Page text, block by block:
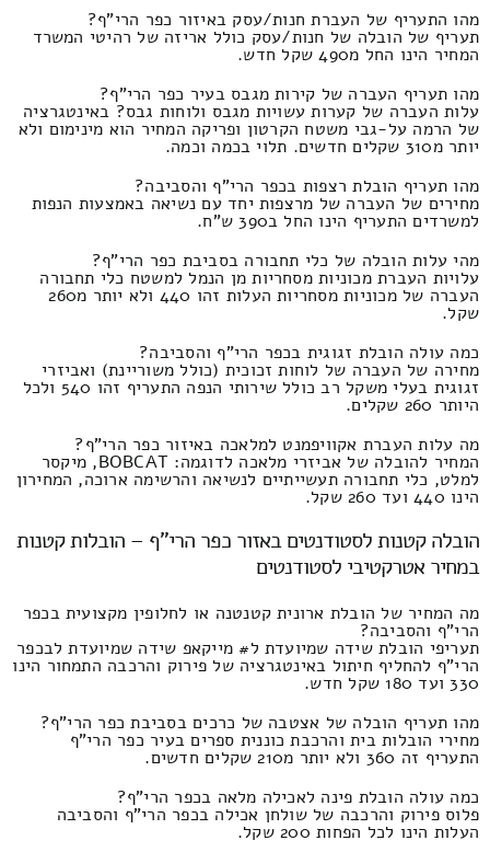
מהו התעריף של העברת חנות/עסק באיזור כפר הרי"ף?
תעריף של הובלה של חנות/עסק כולל אריזה של רהיטי המשרד
המחיר הינו החל מ490 שקל חדש.
מהו תעריף העברה של קירות מגבס בעיר כפר הרי"ף?
עלות העברה של קערות עשויות מגבס ולוחות גבס? באינטגרציה
של הרמה על-גבי משטח הקרטון ופריקה המחיר הוא מינימום ולא
יותר מ310 שקלים חדשים. תלוי בכמה וכמה.
מהו תעריף הובלת רצפות בכפר הרי"ף והסביבה?
מחירים של העברה של מרצפות יחד עם נשיאה באמצעות הנפות
למשרדים התעריף הינו החל ב390 ש"ח.
מהי עלות הובלה של כלי תחבורה בסביבת כפר הרי"ף?
עלויות העברת מכוניות מסחריות מן הנמל למשטח כלי תחבורה
העברה של מכוניות מסחריות העלות זהו 440 ולא יותר מ260
שקל.
כמה עולה הובלת זגוגית בכפר הרי"ף והסביבה?
מחירה של העברה של לוחות זכוכית (כולל משוריינת) ואביזרי
זגוגית בעלי משקל רב כולל שירותי הנפה התעריף זהו 540 ולכל
היותר 260 שקלים.
מה עלות העברת אקוויפמנט למלאכה באיזור כפר הרי"ף?
המחיר להובלה של אביזרי מלאכה לדוגמה: BOBCAT, מיקסר
למלט, כלי תחבורה תעשייתיים לנשיאה והרשימה ארוכה, המחירון
הינו 440 ועד 260 שקל.
הובלה קטנות לסטודנטים באזור כפר הרי"ף – הובלות קטנות
במחיר אטרקטיבי לסטודנטים
מה המחיר של הובלת ארונית קטנטנה או לחלופין מקצועית בכפר
הרי"ף והסביבה?
תעריפי הובלת שידה שמיועדת ל# מייקאפ שידה שמיועדת לבכפר
הרי"ף להחליף חיתול באינטגרציה של פירוק והרכבה התמחור הינו
330 ועד 180 שקל חדש.
מהו תעריף הובלה של אצטבה של כרכים בסביבת כפר הרי"ף?
מחירי הובלות בית והרכבת כוננית ספרים בעיר כפר הרי"ף
התעריף זה 360 ולא יותר מ210 שקלים חדשים.
כמה עולה הובלת פינה לאכילה מלאה בכפר הרי"ף?
פלוס פירוק והרכבה של שולחן אכילה בכפר הרי"ף והסביבה
העלות הינו לכל הפחות 200 שקל.